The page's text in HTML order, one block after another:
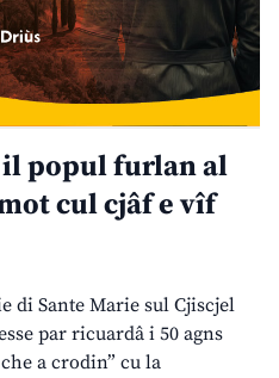
il popul furlan al
cul cjâf e vîf
di Sante Marie sul Cjiscjel
par ricuardâ i 50 agns
a crodin” cu la